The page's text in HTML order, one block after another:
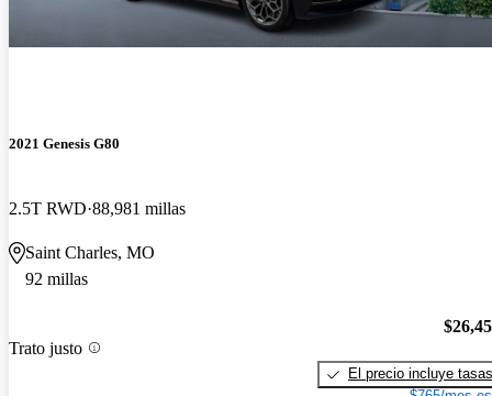
2021 Genesis G80
2.5T RWD 88,981 millas
Saint Charles, MO
92 millas
Trato justo
El precio incluye tasas